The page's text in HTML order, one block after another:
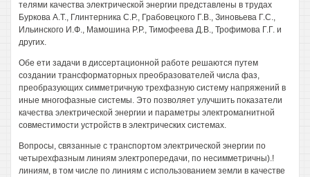
телями качества электрической энергии представлены в трудах
Буркова А.Т., Глинтерника С.Р., Грабовецкого Г.В., Зиновьева Г.С.,
Ильинского И.Ф., Мамошина P.P., Тимофеева Д.В., Трофимова Г.Г. и
других.
Обе ети задачи в диссертационной работе решаются путем
создании трансформаторных преобразователей числа фаз,
преобразующих симметричную трехфазную систему напряжений в
иные многофазные системы. Это позволяет улучшить показатели
качества электрической энергии и параметры электромагнитной
совместимости устройств в электрических системах.
Вопросы, связанные с транспортом электрической энергии по
четырехфазным линиям электропередачи, по несимметричны).!
линиям, в том числе по линиям с использованием земли в качестве